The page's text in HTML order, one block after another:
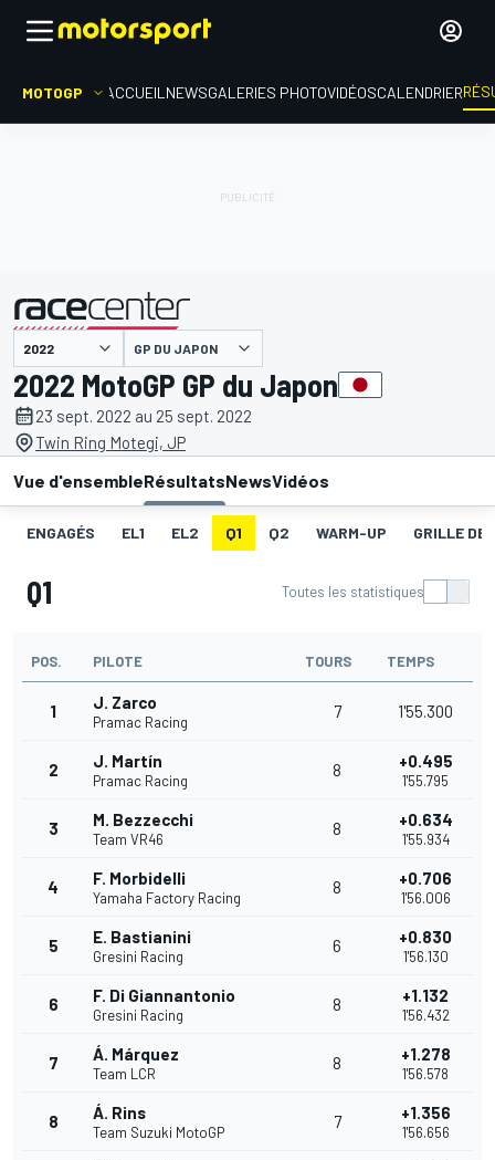
MOTOGP ACCUEIL NEWSGALERIES PHOTOVIDÉOSCALENDRIER
présenté par GP DU JAPON
2022 MotoGP GP du Japon
23 sept. 2022 au 25 sept. 2022
Twin Ring Motegi, JP
Vue d'ensembleRésultatsNewsVidéos
ENGAGÉS EL1 EL2 Q1 Q2 WARM-UP GRILLE DE
Q1 Toutes les statistiques
POS. PILOTE TOURS TEMPS
1 J. Zarco
Pramac Racing
7 1'55.300
2 J. Martín
Pramac Racing
8 +0.495
1'55.795
3 M. Bezzecchi
Team VR46
8 +0.634
1'55.934
4 F. Morbidelli
Yamaha Factory Racing
8 +0.706
1'56.006
5 E. Bastianini
Gresini Racing
6 +0.830
1'56.130
6 F. Di Giannantonio
Gresini Racing
8 +1.132
1'56.432
7 Á. Márquez
Team LCR
8 +1.278
1'56.578
8 Á. Rins
Team Suzuki MotoGP
7 +1.356
1'56.656